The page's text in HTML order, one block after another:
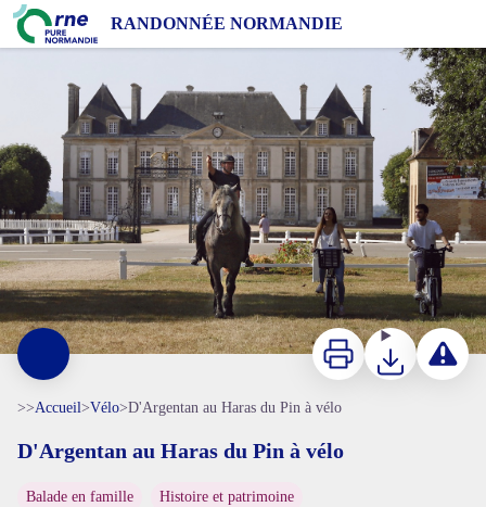
RANDONNÉE NORMANDIE
D'Argentan au Haras du Pin à vélo
Haras national du Pin à vélo - Jean-Eric Rubio
ImprimerTéléchargerSignaler
>>Accueil>Vélo>D'Argentan au Haras du Pin à vélo
D'Argentan au Haras du Pin à vélo
Balade en famille Histoire et patrimoine